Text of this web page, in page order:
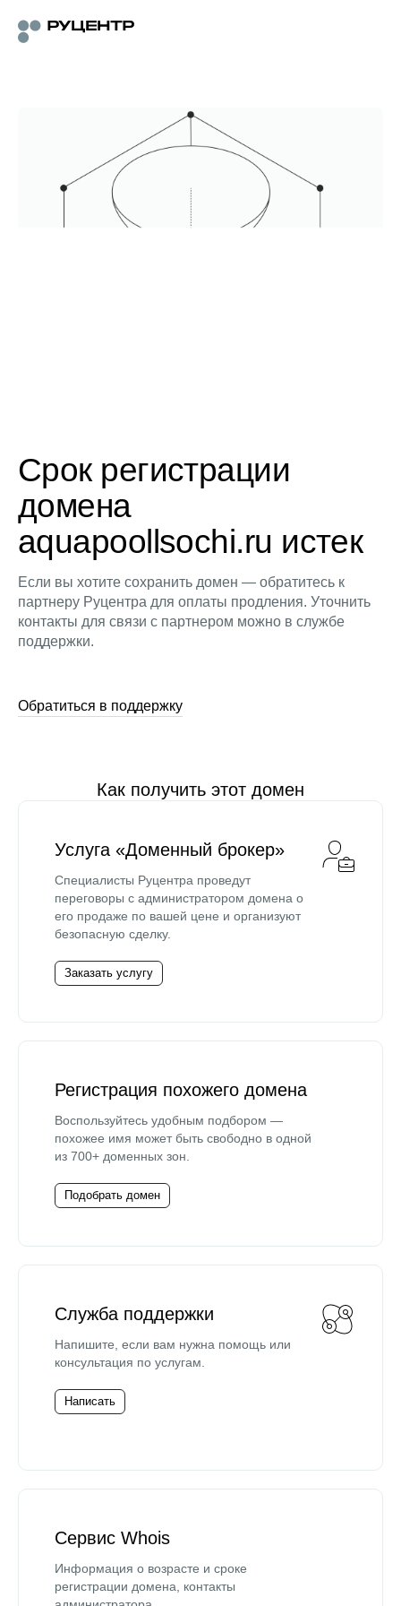
Срок регистрации
домена
aquapoollsochi.ru истек
Если вы хотите сохранить домен — обратитесь к
партнеру Руцентра для оплаты продления. Уточнить
контакты для связи с партнером можно в службе
поддержки.
Обратиться в поддержку
Как получить этот домен
Услуга «Доменный брокер»
Специалисты Руцентра проведут
переговоры с администратором домена о
его продаже по вашей цене и организуют
безопасную сделку.
Заказать услугу
Регистрация похожего домена
Воспользуйтесь удобным подбором —
похожее имя может быть свободно в одной
из 700+ доменных зон.
Подобрать домен
Служба поддержки
Напишите, если вам нужна помощь или
консультация по услугам.
Написать
Сервис Whois
Информация о возрасте и сроке
регистрации домена, контакты